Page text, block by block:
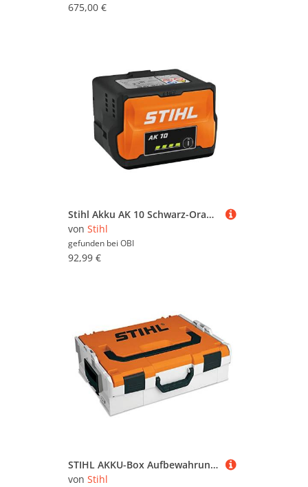
675,00 €
Stihl Akku AK 10 Schwarz-Orange
von Stihl
gefunden bei OBI
92,99 €
STIHL AKKU-Box Aufbewahrungsbox Größe S
von Stihl